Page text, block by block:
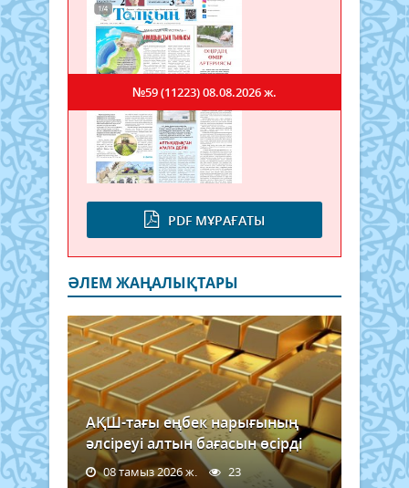
PDF МҰРАҒАТЫ
№59 (11223)08.08.2026 ж.
ӘЛЕМ ЖАҢАЛЫҚТАРЫ
АҚШ-тағы еңбек нарығының
әлсіреуі алтын бағасын өсірді
08 тамыз 2026 ж. 23